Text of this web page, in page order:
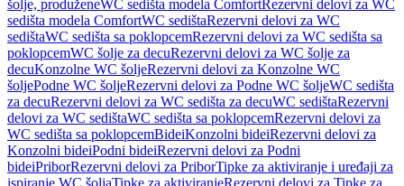
šolje, produženeWC sedišta modela ComfortRezervni delovi za WC
sedišta modela ComfortWC sedištaRezervni delovi za WC
sedištaWC sedišta sa poklopcemRezervni delovi za WC sedišta sa
poklopcemWC šolje za decuRezervni delovi za WC šolje za
decuKonzolne WC šoljeRezervni delovi za Konzolne WC
šoljePodne WC šoljeRezervni delovi za Podne WC šoljeWC sedišta
za decuRezervni delovi za WC sedišta za decuWC sedištaRezervni
delovi za WC sedištaWC sedišta sa poklopcemRezervni delovi za
WC sedišta sa poklopcemBideiKonzolni bideiRezervni delovi za
Konzolni bideiPodni bideiRezervni delovi za Podni
bideiPriborRezervni delovi za PriborTipke za aktiviranje i uređaji za
ispiranje WC šoljaTipke za aktiviranjeRezervni delovi za Tipke za